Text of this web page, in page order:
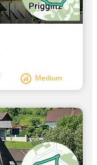
Medium